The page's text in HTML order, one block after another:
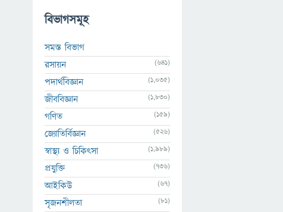
বিভাগসমূহ
সমস্ত বিভাগ
রসায়ন
(641)
পদার্থবিজ্ঞান (1,035)
জীববিজ্ঞান (1,830)
গণিত (159)
জ্যোতির্বিজ্ঞান (526)
স্বাস্থ্য ও চিকিৎসা (1,989)
প্রযুক্তি (736)
আইকিউ (67)
সৃজনশীলতা (81)